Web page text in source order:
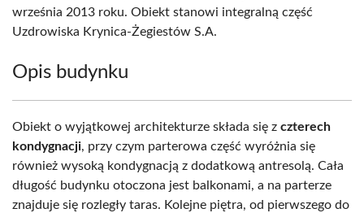
września 2013 roku. Obiekt stanowi integralną część
Uzdrowiska Krynica-Żegiestów S.A.
Opis budynku
Obiekt o wyjątkowej architekturze składa się z czterech
kondygnacji, przy czym parterowa część wyróżnia się
również wysoką kondygnacją z dodatkową antresolą. Cała
długość budynku otoczona jest balkonami, a na parterze
znajduje się rozległy taras. Kolejne piętra, od pierwszego do